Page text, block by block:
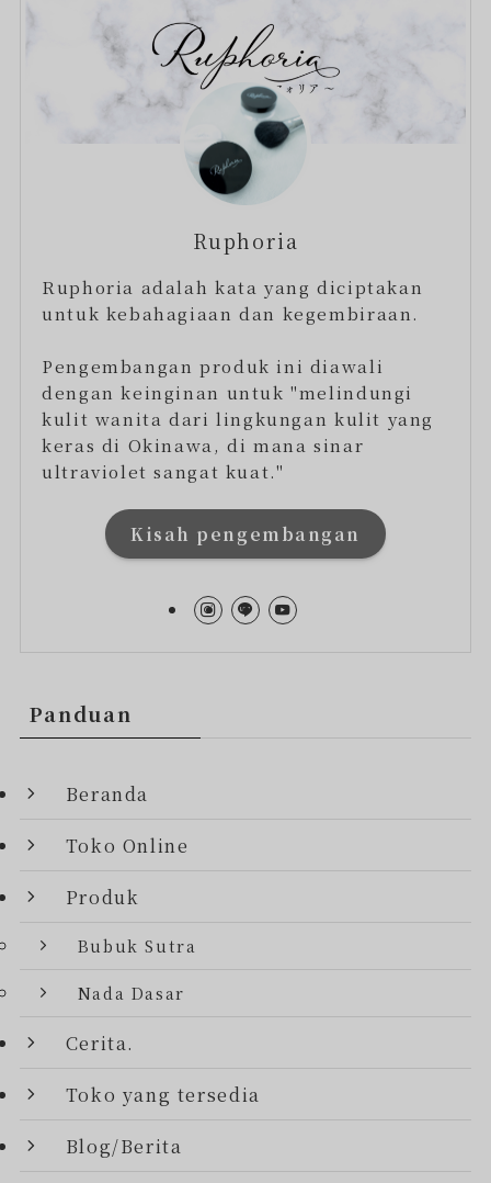
Ruphoria
Ruphoria adalah kata yang diciptakan
untuk kebahagiaan dan kegembiraan.
Pengembangan produk ini diawali
dengan keinginan untuk "melindungi
kulit wanita dari lingkungan kulit yang
keras di Okinawa, di mana sinar
ultraviolet sangat kuat."
Kisah pengembangan
Panduan
Beranda
Toko Online
Produk
Bubuk Sutra
Nada Dasar
Cerita.
Toko yang tersedia
Blog/Berita